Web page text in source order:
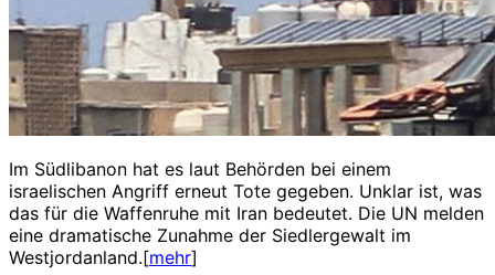
Im Südlibanon hat es laut Behörden bei einem
israelischen Angriff erneut Tote gegeben. Unklar ist, was
das für die Waffenruhe mit Iran bedeutet. Die UN melden
eine dramatische Zunahme der Siedlergewalt im
Westjordanland.[mehr]